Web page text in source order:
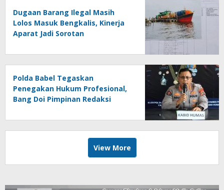
Dugaan Barang Ilegal Masih
Lolos Masuk Bengkalis, Kinerja
Aparat Jadi Sorotan
Polda Babel Tegaskan
Penegakan Hukum Profesional,
Bang Doi Pimpinan Redaksi
Dua Kali Tak Hadiri Panggilan
View More